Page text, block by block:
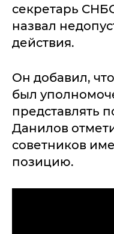
секретарь
назвал
действия.
Он добавил,
был
представлять
Данилов
советников
позицию.